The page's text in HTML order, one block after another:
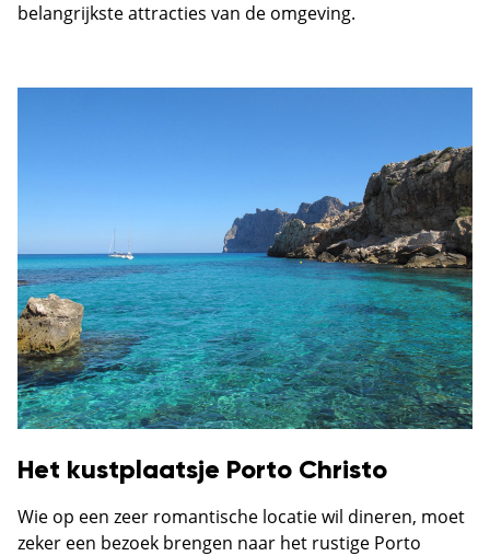
belangrijkste attracties van de omgeving.
Het kustplaatsje Porto Christo
Wie op een zeer romantische locatie wil dineren, moet
zeker een bezoek brengen naar het rustige Porto